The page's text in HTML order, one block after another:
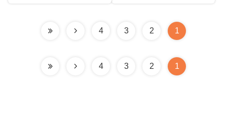
1
2
3
4
1
2
3
4